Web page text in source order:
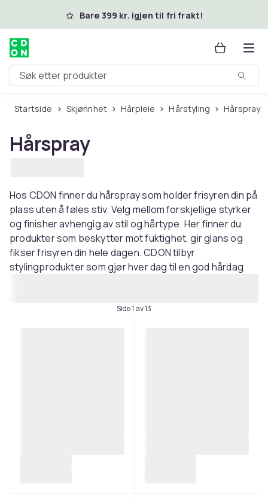
Hopp til hovedinnholdBare 399 kr. igjen til fri frakt!
Søk etter produkter
Startside Skjønnhet Hårpleie Hårstyling Hårspray
Hårspray
Hos CDON finner du hårspray som holder frisyren din på
plass uten å føles stiv. Velg mellom forskjellige styrker
og finisher avhengig av stil og hårtype. Her finner du
produkter som beskytter mot fuktighet, gir glans og
fikser frisyren din hele dagen. CDON tilbyr
stylingprodukter som gjør hver dag til en god hårdag.
Side 1 av 13